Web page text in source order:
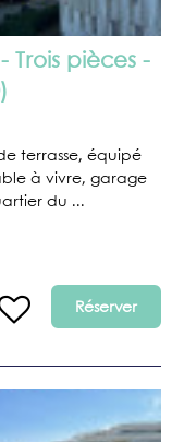
- Trois pièces -
)
terrasse, équipé
à vivre, garage
du ...
Réserver